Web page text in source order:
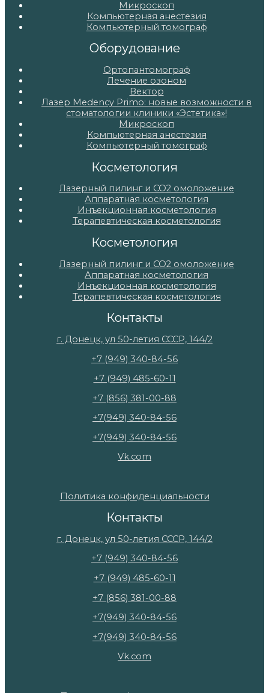
Микроскоп
Компьютерная анестезия
Компьютерный томограф
Оборудование
Ортопантомограф
Лечение озоном
Вектор
Лазер Medency Primo: новые возможности в
стоматологии клиники «Эстетика»!
Микроскоп
Компьютерная анестезия
Компьютерный томограф
Косметология
Лазерный пилинг и СО2 омоложение
Аппаратная косметология
Инъекционная косметология
Терапевтическая косметология
Косметология
Лазерный пилинг и СО2 омоложение
Аппаратная косметология
Инъекционная косметология
Терапевтическая косметология
Контакты
г. Донецк, ул 50-летия СССР, 144/2
+7 (949) 340-84-56
+7 (949) 485-60-11
+7 (856) 381-00-88
+7(949) 340-84-56
+7(949) 340-84-56
Vk.com
Политика конфиденциальности
Контакты
г. Донецк, ул 50-летия СССР, 144/2
+7 (949) 340-84-56
+7 (949) 485-60-11
+7 (856) 381-00-88
+7(949) 340-84-56
+7(949) 340-84-56
Vk.com